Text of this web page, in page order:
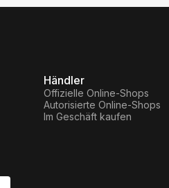
Händler
Offizielle Online-Shops
Autorisierte Online-Shops
Im Geschäft kaufen